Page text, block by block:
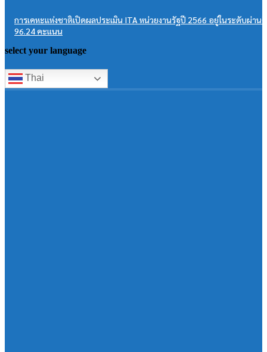
การเคหะแห่งชาติเปิดผลประเมิน ITA หน่วยงานรัฐปี 2566 อยู่ในระดับผ่านดี
96.24 คะแนน
select your language
Thai